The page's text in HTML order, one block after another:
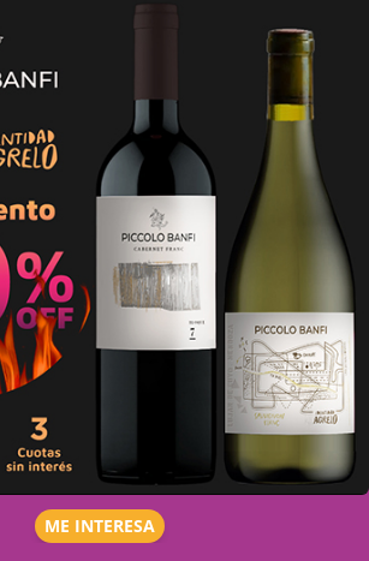
ME INTERESA